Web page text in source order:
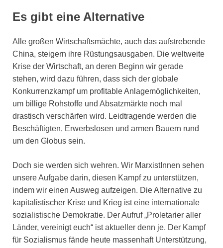
Es gibt eine Alternative
Alle großen Wirtschaftsmächte, auch das aufstrebende
China, steigern ihre Rüstungsausgaben. Die weltweite
Krise der Wirtschaft, an deren Beginn wir gerade
stehen, wird dazu führen, dass sich der globale
Konkurrenzkampf um profitable Anlagemöglichkeiten,
um billige Rohstoffe und Absatzmärkte noch mal
drastisch verschärfen wird. Leidtragende werden die
Beschäftigten, Erwerbslosen und armen Bauern rund
um den Globus sein.
Doch sie werden sich wehren. Wir MarxistInnen sehen
unsere Aufgabe darin, diesen Kampf zu unterstützen,
indem wir einen Ausweg aufzeigen. Die Alternative zu
kapitalistischer Krise und Krieg ist eine internationale
sozialistische Demokratie. Der Aufruf „Proletarier aller
Länder, vereinigt euch“ ist aktueller denn je. Der Kampf
für Sozialismus fände heute massenhaft Unterstützung,